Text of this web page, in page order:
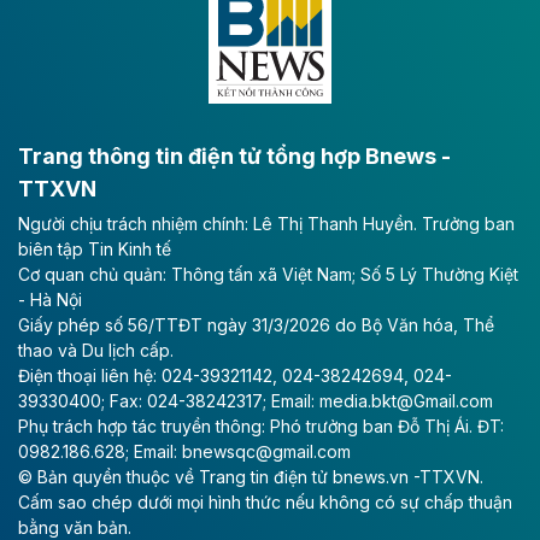
lực phát triển kinh tế - xã hội khu vực phía Nam đồng
Long Thành
Tổng công ty Cảng hàng không Việt Nam - CTCP
(ACV) vừa lập kỷ lục mới về lợi nhuận trong quý
II/2026.
Theo baodautu.vn
Vinaconex lập đỉnh doanh thu
Tổng CTCP Xuất nhập khẩu và Xây dựng Việt Nam
(Vinaconex) đã khép lại nửa đầu năm với doanh thu
thuần gần 7.268 tỷ đồng, tăng 4% so với cùng kỳ và
cũng là mức cao nhất lịch sử hoạt động của doanh
nghiệp.
Trang thông tin điện tử tổng hợp Bnews -
TTXVN
Người chịu trách nhiệm chính: Lê Thị Thanh Huyền. Trưởng ban
biên tập Tin Kinh tế
Cơ quan chủ quản: Thông tấn xã Việt Nam; Số 5 Lý Thường Kiệt
- Hà Nội
Giấy phép số 56/TTĐT ngày 31/3/2026 do Bộ Văn hóa, Thể
thao và Du lịch cấp.
Điện thoại liên hệ: 024-39321142, 024-38242694, 024-
39330400; Fax: 024-38242317; Email: media.bkt@Gmail.com
Phụ trách hợp tác truyền thông: Phó trưởng ban Đỗ Thị Ái. ĐT:
0982.186.628; Email: bnewsqc@gmail.com
© Bản quyền thuộc về Trang tin điện tử bnews.vn -TTXVN.
Cấm sao chép dưới mọi hình thức nếu không có sự chấp thuận
bằng văn bản.